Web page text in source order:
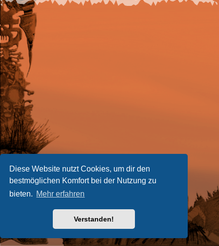
Diese Website nutzt Cookies, um dir den
bestmöglichen Komfort bei der Nutzung zu
bieten. Mehr erfahren
Verstanden!